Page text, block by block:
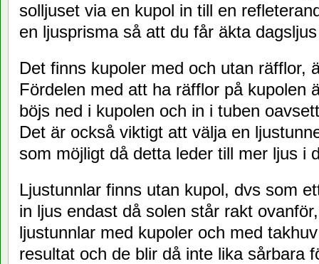
solljuset via en kupol in till en
en ljusprisma så att du får äkta
Det finns kupoler med och utan räfflor,
Fördelen med att ha räfflor på kupolen
böjs ned i kupolen och in i tuben
Det är också viktigt att välja en
som möjligt då detta leder till mer ljus i
Ljustunnlar finns utan kupol, dvs som
in ljus endast då solen står rakt
ljustunnlar med kupoler och med
resultat och de blir då inte lika sårbara